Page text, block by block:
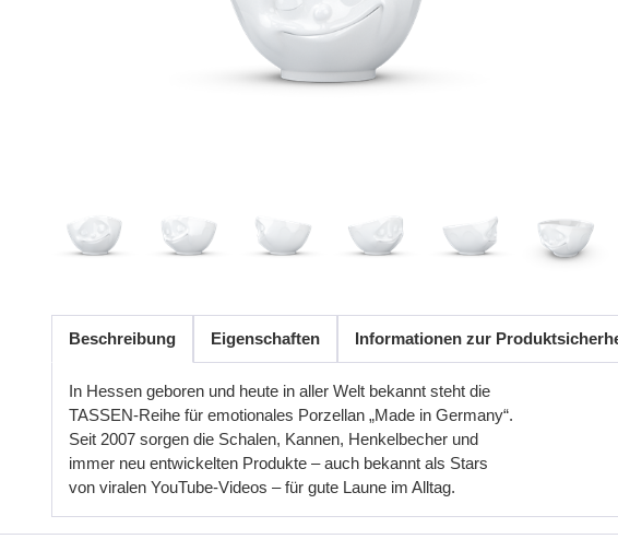
Beschreibung Eigenschaften Informationen zur
In Hessen geboren und heute in aller Welt bekannt steht die
TASSEN-Reihe für emotionales Porzellan „Made in Germany“.
Seit 2007 sorgen die Schalen, Kannen, Henkelbecher und
immer neu entwickelten Produkte – auch bekannt als Stars
von viralen YouTube-Videos – für gute Laune im Alltag.